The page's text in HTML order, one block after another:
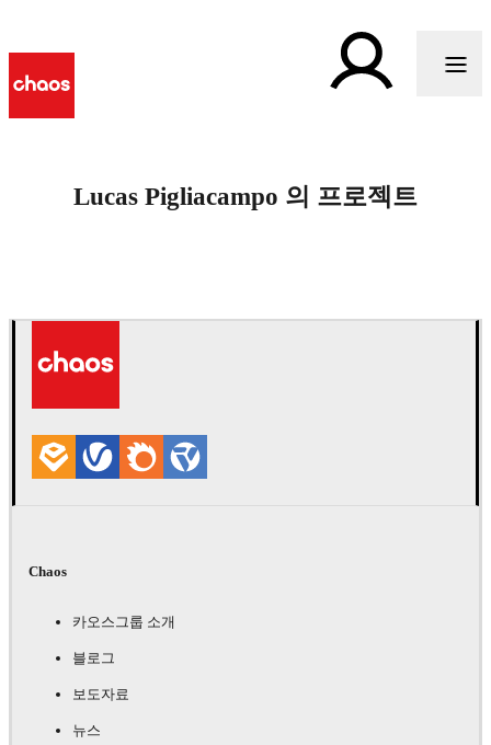
Lucas Pigliacampo 의 프로젝트
Chaos
카오스그룹 소개
블로그
보도자료
뉴스